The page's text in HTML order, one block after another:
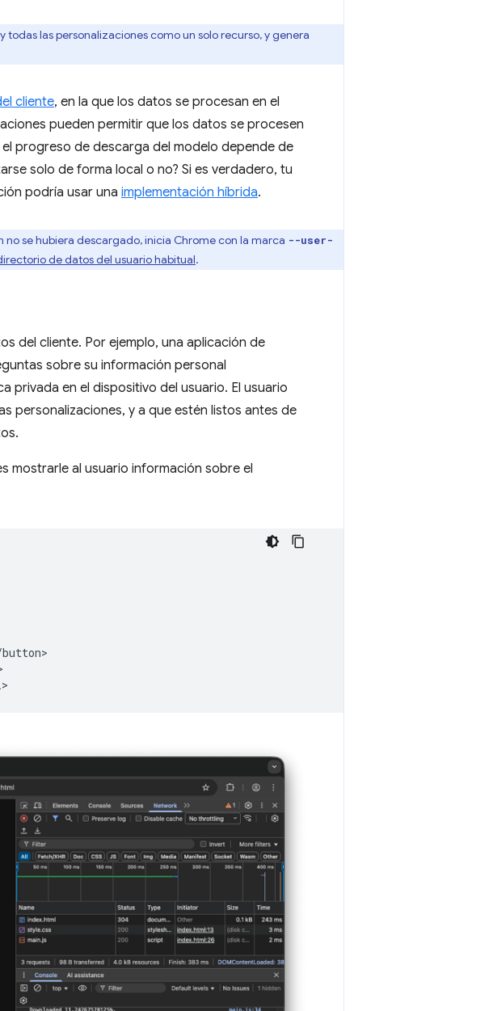
las personalizaciones como un solo recurso, y genera
cliente, en la que los datos se procesan en el
pueden permitir que los datos se procesen
progreso de descarga del modelo depende de
solo de forma local o no? Si es verdadero, tu
podría usar una implementación híbrida.
se hubiera descargado, inicia Chrome con la marca --user-
de datos del usuario habitual.
del cliente. Por ejemplo, una aplicación de
sobre su información personal
privada en el dispositivo del usuario. El usuario
personalizaciones, y a que estén listos antes de
mostrarle al usuario información sobre el